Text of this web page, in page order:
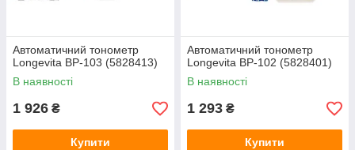
Автоматичний тонометр
Longevita ВР-103 (5828413)
В наявності
1 926 ₴
Купити
Автоматичний тонометр
Longevita BP-102 (5828401)
В наявності
1 293 ₴
Купити